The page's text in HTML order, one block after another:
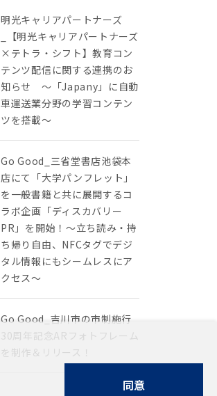
明光キャリアパートナーズ
_【明光キャリアパートナーズ
×テトラ・シフト】教育コン
テンツ配信に関する連携のお
知らせ ～「Japany」に自動
車運送業分野の学習コンテン
ツを搭載～
Go Good_三省堂書店池袋本
店にて「大学パンフレット」
を一般書籍と共に展開するコ
ラボ企画「ディスカバリー
PR」を開始！〜立ち読み・持
ち帰り自由、NFCタグでデジ
タル情報にもシームレスにア
クセス〜
Go Good_吉川市の市制施行
30周年記念ARフォトフレーム
を制作＆リリース！
同意